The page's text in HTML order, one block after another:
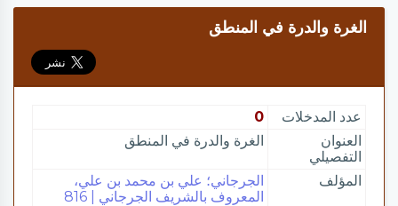
الغرة والدرة في المنطق
عدد المدخلات
0
العنوان
التفصيلي
الغرة والدرة في المنطق
المؤلف
الجرجاني؛ علي بن محمد بن علي،
المعروف بالشريف الجرجاني | 816